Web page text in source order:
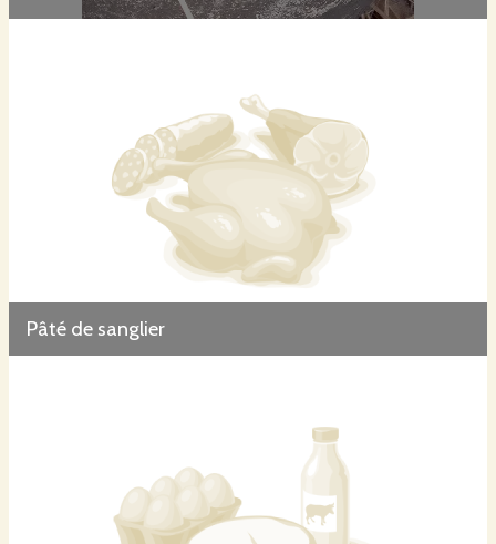
Pâté de sanglier